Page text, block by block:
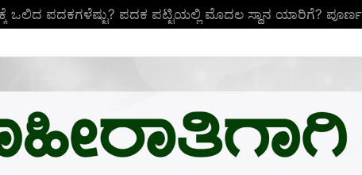
ಒಲಿದ ಪದಕಗಳೆಷ್ಟು? ಪದಕ ಪಟ್ಟಿಯಲ್ಲಿ ಮೊದಲ ಸ್ಥಾನ ಯಾರಿಗೆ?